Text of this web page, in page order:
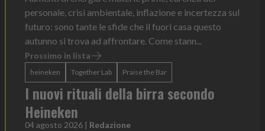
personale, crisi ambientale, inflazione e incertezza sul
futuro: sono tante le sfide che il fuori casa questo
autunno si trova ad affrontare. Come stann...
Prossimo in lista
heineken Together Lab Praise the Bar
I nuovi rituali della birra secondo
Heineken
04 agosto 2026 | Redazione